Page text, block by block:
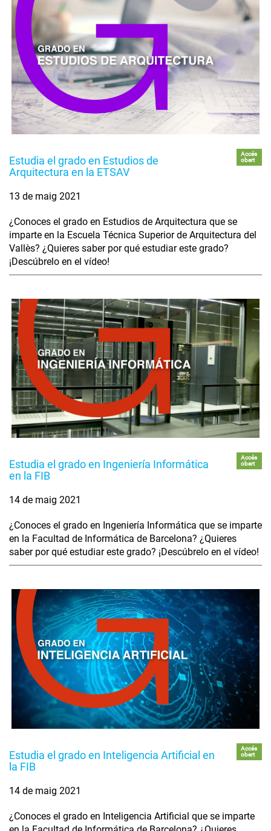
Estudia el grado en Estudios de
Arquitectura en la ETSAV
Accés
obert
13 de maig 2021
¿Conoces el grado en Estudios de Arquitectura que se
imparte en la Escuela Técnica Superior de Arquitectura del
Vallès? ¿Quieres saber por qué estudiar este grado?
¡Descúbrelo en el vídeo!
Estudia el grado en Ingeniería Informática
en la FIB
Accés
obert
14 de maig 2021
¿Conoces el grado en Ingeniería Informática que se imparte
en la Facultad de Informática de Barcelona? ¿Quieres
saber por qué estudiar este grado? ¡Descúbrelo en el vídeo!
Estudia el grado en Inteligencia Artificial en
la FIB
Accés
obert
14 de maig 2021
¿Conoces el grado en Inteligencia Artificial que se imparte